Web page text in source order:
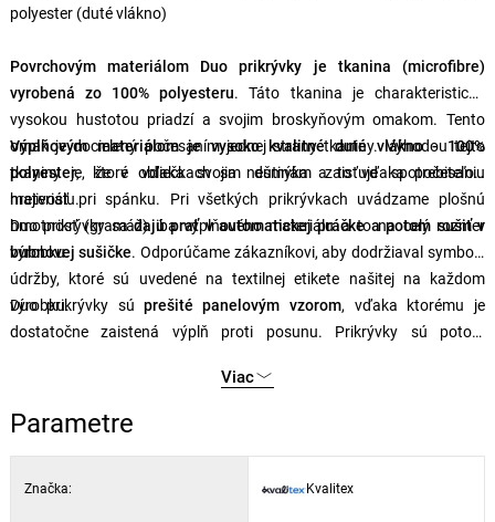
polyester (duté vlákno)
Povrchovým materiálom Duo prikrývky je tkanina (microfibre)
vyrobená zo 100% polyesteru. Táto tkanina je charakteristická
vysokou hustotou priadzí a svojim broskyňovým omakom. Tento
omak je docielený počesaním jednej strany tkaniny. Výhodou tejto
tkaniny je, že v obliečkach sa nešmýka a to vďaka počesaniu
materiálu.
Výplňovým materiálom je vysoko kvalitné duté vlákno - 100%
polyester, ktoré vďaka svojim dutinám zaisťuje spotrebiteľovi
hrejivosť pri spánku. Pri všetkých prikrývkach uvádzame plošnú
hmotnosť (gramáž) iba výplňového materiálu a to na celý rozmer
výrobku.
Duo prikrývky sadajú prať v automatickej práčke a potom sušiť v
bubnovej sušičke. Odporúčame zákazníkovi, aby dodržiaval symboly
údržby, ktoré sú uvedené na textilnej etikete našitej na každom
výrobku.
Duo prikrývky sú prešité panelovým vzorom, vďaka ktorému je
dostatočne zaistená výplň proti posunu. Prikrývky sú potom
Viac
Parametre
Značka: Kvalitex